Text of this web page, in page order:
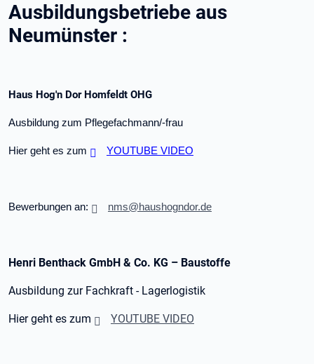
Ausbildungsbetriebe aus
Neumünster :
Haus Hog'n Dor Homfeldt OHG
Ausbildung zum Pflegefachmann/-frau
Hier geht es zum YOUTUBE VIDEO
Bewerbungen an: nms@haushogndor.de
Henri Benthack GmbH & Co. KG – Baustoffe
Ausbildung zur Fachkraft - Lagerlogistik
Hier geht es zum YOUTUBE VIDEO